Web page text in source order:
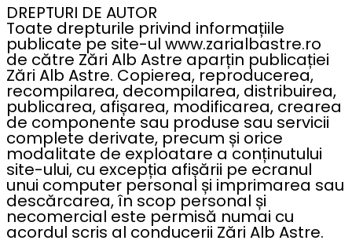
DREPTURI DE AUTOR
Toate drepturile privind informațiile
publicate pe site-ul www.zarialbastre.ro
de către Zări Alb Astre aparțin publicației
Zări Alb Astre. Copierea, reproducerea,
recompilarea, decompilarea, distribuirea,
publicarea, afișarea, modificarea, crearea
de componente sau produse sau servicii
complete derivate, precum și orice
modalitate de exploatare a conținutului
site-ului, cu excepția afișării pe ecranul
unui computer personal și imprimarea sau
descărcarea, în scop personal și
necomercial este permisă numai cu
acordul scris al conducerii Zări Alb Astre.